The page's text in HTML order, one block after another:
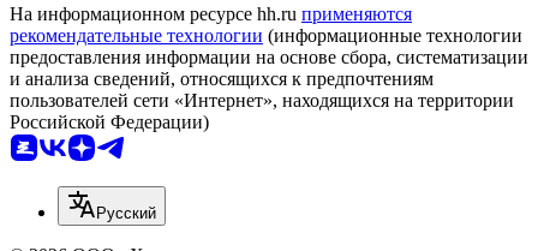
На информационном ресурсе hh.ru применяются
рекомендательные технологии (информационные технологии
предоставления информации на основе сбора, систематизации
и анализа сведений, относящихся к предпочтениям
пользователей сети «Интернет», находящихся на территории
Российской Федерации)
Русский